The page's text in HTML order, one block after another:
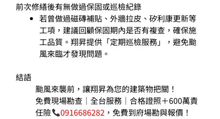
前次修繕後有無做過保固或巡檢紀錄
若曾做過磁磚補貼、外牆拉皮、矽利康更新等
工項，建議回顧保固期內是否有複查，確保施
工品質。翔昇提供「定期巡檢服務」，避免颱
風來臨才發現問題。
結語
颱風來襲前，讓翔昇為您的建築物把關！
免費現場勘查｜全台服務｜合格證照＋600萬責
任險
0916686282 ，免費到府場勘與報價！